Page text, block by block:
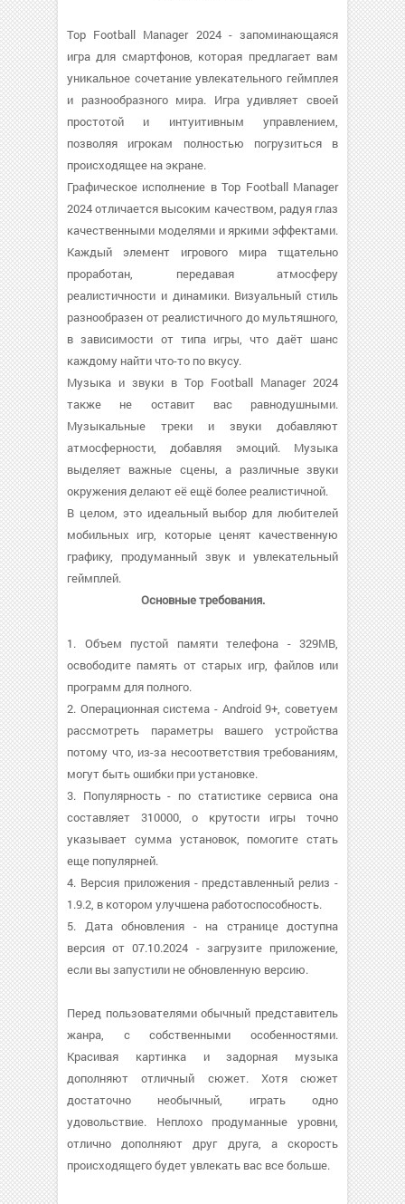
Top Football Manager 2024 - запоминающаяся
игра для смартфонов, которая предлагает вам
уникальное сочетание увлекательного геймплея
и разнообразного мира. Игра удивляет своей
простотой и интуитивным управлением,
позволяя игрокам полностью погрузиться в
происходящее на экране.
Графическое исполнение в Top Football Manager
2024 отличается высоким качеством, радуя глаз
качественными моделями и яркими эффектами.
Каждый элемент игрового мира тщательно
проработан, передавая атмосферу
реалистичности и динамики. Визуальный стиль
разнообразен от реалистичного до мультяшного,
в зависимости от типа игры, что даёт шанс
каждому найти что-то по вкусу.
Музыка и звуки в Top Football Manager 2024
также не оставит вас равнодушными.
Музыкальные треки и звуки добавляют
атмосферности, добавляя эмоций. Музыка
выделяет важные сцены, а различные звуки
окружения делают её ещё более реалистичной.
В целом, это идеальный выбор для любителей
мобильных игр, которые ценят качественную
графику, продуманный звук и увлекательный
геймплей.
Основные требования.
1. Объем пустой памяти телефона - 329MB,
освободите память от старых игр, файлов или
программ для полного.
2. Операционная система - Android 9+, советуем
рассмотреть параметры вашего устройства
потому что, из-за несоответствия требованиям,
могут быть ошибки при установке.
3. Популярность - по статистике сервиса она
составляет 310000, о крутости игры точно
указывает сумма установок, помогите стать
еще популярней.
4. Версия приложения - представленный релиз -
1.9.2, в котором улучшена работоспособность.
5. Дата обновления - на странице доступна
версия от 07.10.2024 - загрузите приложение,
если вы запустили не обновленную версию.
Перед пользователями обычный представитель
жанра, с собственными особенностями.
Красивая картинка и задорная музыка
дополняют отличный сюжет. Хотя сюжет
достаточно необычный, играть одно
удовольствие. Неплохо продуманные уровни,
отлично дополняют друг друга, а скорость
происходящего будет увлекать вас все больше.